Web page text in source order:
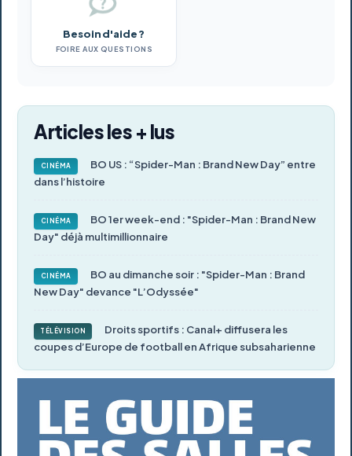
Besoin d'aide ?
FOIRE AUX QUESTIONS
Articles les + lus
CINÉMA
BO US : “Spider-Man : Brand New Day” entre
dans l’histoire
CINÉMA
BO 1er week-end : "Spider-Man : Brand New
Day" déjà multimillionnaire
CINÉMA
BO au dimanche soir : "Spider-Man : Brand
New Day" devance "L’Odyssée"
TÉLÉVISION
Droits sportifs : Canal+ diffusera les
coupes d’Europe de football en Afrique subsaharienne